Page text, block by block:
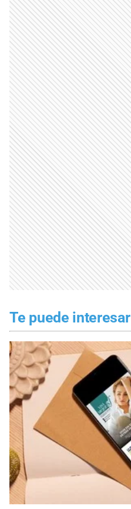
Te puede interesar